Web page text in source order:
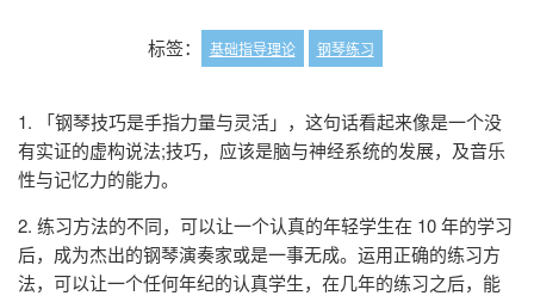
标签： 基础指导理论 钢琴练习
1. 「钢琴技巧是手指力量与灵活」，这句话看起来像是一个没
有实证的虚构说法;技巧，应该是脑与神经系统的发展，及音乐
性与记忆力的能力。
2. 练习方法的不同，可以让一个认真的年轻学生在 10 年的学习
后，成为杰出的钢琴演奏家或是一事无成。运用正确的练习方
法，可以让一个任何年纪的认真学生，在几年的练习之后，能